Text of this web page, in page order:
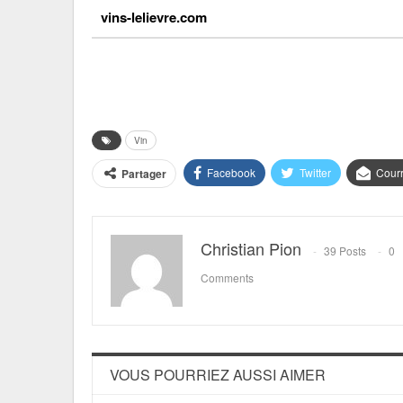
vins-lelievre.com
Vin
Partager Facebook Twitter
Christian Pion 39 Posts
0
Comments
VOUS POURRIEZ AUSSI AIMER